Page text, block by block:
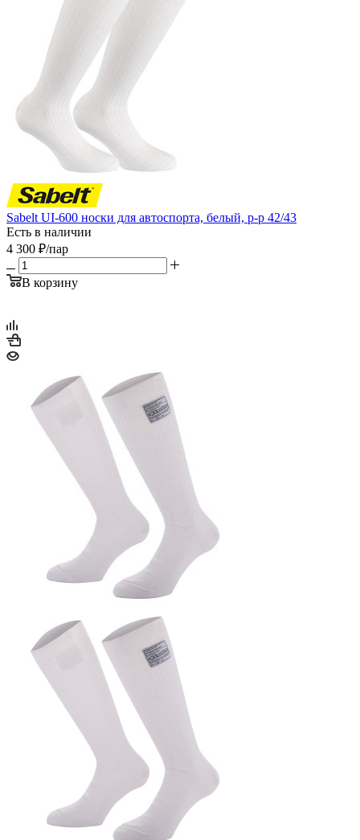
Sabelt UI-600 носки для автоспорта, белый, р-р 42/43
Есть в наличии
4 300 ₽/пар
В корзину